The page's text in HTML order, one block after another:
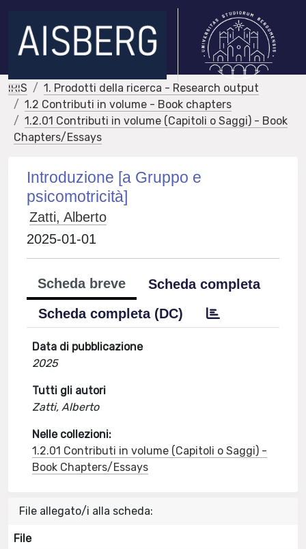
IRIS
1. Prodotti della ricerca - Research output
1.2 Contributi in volume - Book chapters
1.2.01 Contributi in volume (Capitoli o Saggi) - Book
Chapters/Essays
Introduzione [a Gruppo e
psicomotricità]
Zatti, Alberto
2025-01-01
Scheda breve
Scheda completa
Scheda completa (DC)
Data di pubblicazione
2025
Tutti gli autori
Zatti, Alberto
Nelle collezioni:
1.2.01 Contributi in volume (Capitoli o Saggi) -
Book Chapters/Essays
File allegato/i alla scheda:
File